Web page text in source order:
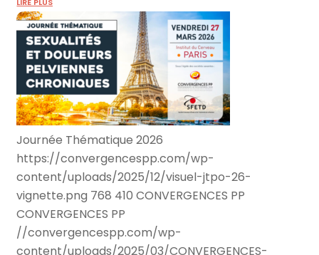
Journée Thématique 2026
https://convergencespp.com/wp-
content/uploads/2025/12/visuel-jtpo-26-
vignette.png 768 410 CONVERGENCES PP
CONVERGENCES PP
//convergencespp.com/wp-
content/uploads/2025/03/CONVERGENCES-